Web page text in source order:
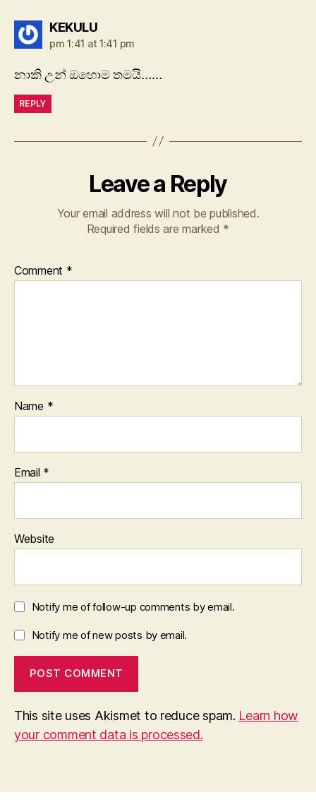
KEKULUsays:
pm 1:41 at 1:41 pm
නාකි උන් ඔහොම තමයි……
REPLY
Leave a Reply
Your email address will not be published.
Required fields are marked *
Comment *
Name *
Email *
Website
Notify me of follow-up comments by email.
Notify me of new posts by email.
This site uses Akismet to reduce spam. Learn how
your comment data is processed.